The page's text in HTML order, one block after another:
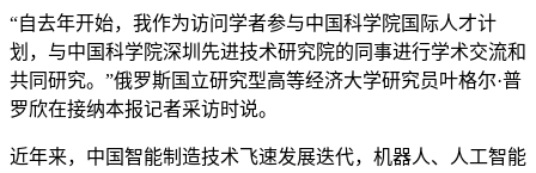
“自去年开始，我作为访问学者参与中国科学院国际人才计
划，与中国科学院深圳先进技术研究院的同事进行学术交流和
共同研究。”俄罗斯国立研究型高等经济大学研究员叶格尔·普
罗欣在接纳本报记者采访时说。
近年来，中国智能制造技术飞速发展迭代，机器人、人工智能